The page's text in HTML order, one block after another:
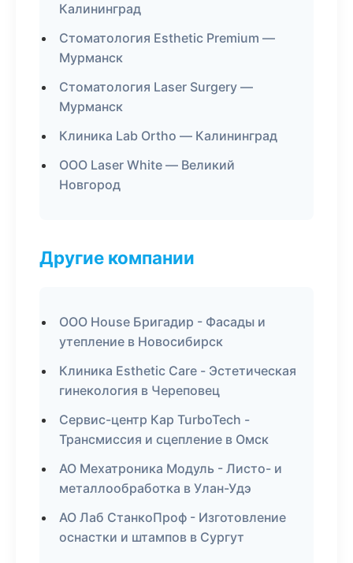
Калининград
Стоматология Esthetic Premium —
Мурманск
Стоматология Laser Surgery —
Мурманск
Клиника Lab Ortho — Калининград
ООО Laser White — Великий
Новгород
Другие компании
ООО House Бригадир - Фасады и
утепление в Новосибирск
Клиника Esthetic Care - Эстетическая
гинекология в Череповец
Сервис-центр Кар TurboTech -
Трансмиссия и сцепление в Омск
АО Мехатроника Модуль - Листо- и
металлообработка в Улан-Удэ
АО Лаб СтанкоПроф - Изготовление
оснастки и штампов в Сургут